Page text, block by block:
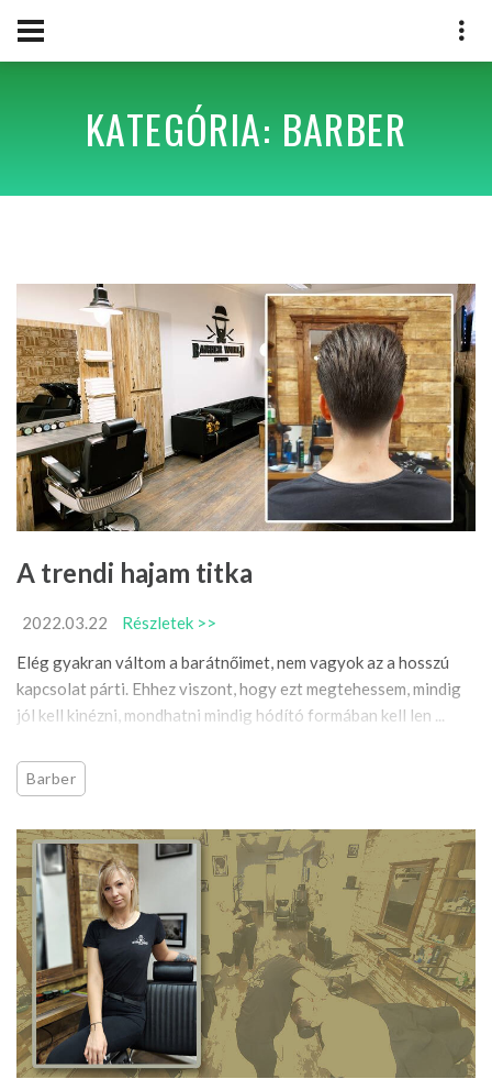
KATEGÓRIA: BARBER
A trendi hajam titka
2022.03.22
Részletek >>
Elég gyakran váltom a barátnőimet, nem vagyok az a hosszú
kapcsolat párti. Ehhez viszont, hogy ezt megtehessem, mindig
jól kell kinézni, mondhatni mindig hódító formában kell len ...
Barber